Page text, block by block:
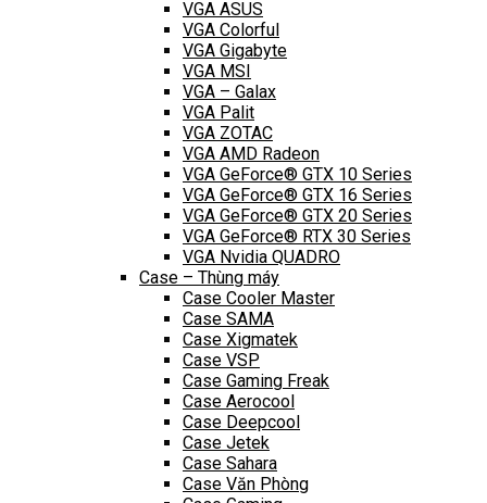
VGA ASUS
VGA Colorful
VGA Gigabyte
VGA MSI
VGA – Galax
VGA Palit
VGA ZOTAC
VGA AMD Radeon
VGA GeForce® GTX 10 Series
VGA GeForce® GTX 16 Series
VGA GeForce® GTX 20 Series
VGA GeForce® RTX 30 Series
VGA Nvidia QUADRO
Case – Thùng máy
Case Cooler Master
Case SAMA
Case Xigmatek
Case VSP
Case Gaming Freak
Case Aerocool
Case Deepcool
Case Jetek
Case Sahara
Case Văn Phòng